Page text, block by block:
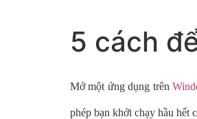
5 cách
Mở một ứng dụng trên
phép bạn khởi chạy hầu hết